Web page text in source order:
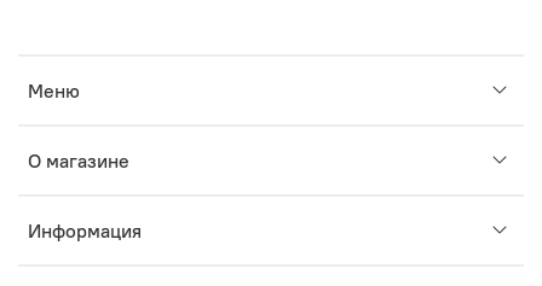
Меню
О магазине
Информация